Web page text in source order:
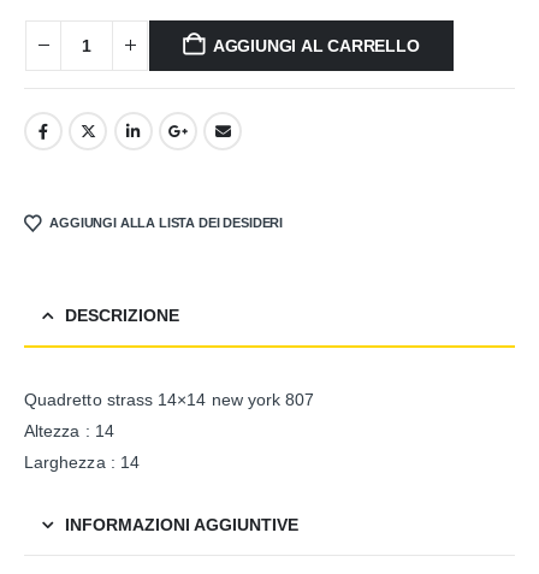
AGGIUNGI AL CARRELLO
AGGIUNGI ALLA LISTA DEI DESIDERI
DESCRIZIONE
Quadretto strass 14×14 new york 807
Altezza : 14
Larghezza : 14
INFORMAZIONI AGGIUNTIVE